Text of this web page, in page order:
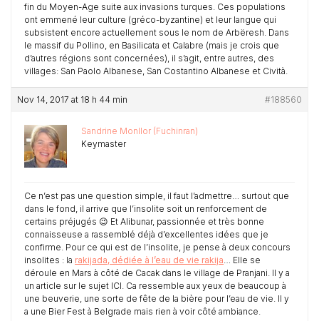
fin du Moyen-Age suite aux invasions turques. Ces populations
ont emmené leur culture (gréco-byzantine) et leur langue qui
subsistent encore actuellement sous le nom de Arbëresh. Dans
le massif du Pollino, en Basilicata et Calabre (mais je crois que
d’autres régions sont concernées), il s’agit, entre autres, des
villages: San Paolo Albanese, San Costantino Albanese et Cività.
Nov 14, 2017 at 18 h 44 min #188560
Sandrine Monllor (Fuchinran)
Keymaster
Ce n’est pas une question simple, il faut l’admettre… surtout que
dans le fond, il arrive que l’insolite soit un renforcement de
certains préjugés 😉 Et Alibunar, passionnée et très bonne
connaisseuse a rassemblé déjà d’excellentes idées que je
confirme. Pour ce qui est de l’insolite, je pense à deux concours
insolites : la rakijada, dédiée à l’eau de vie rakija… Elle se
déroule en Mars à côté de Cacak dans le village de Pranjani. Il y a
un article sur le sujet ICI. Ca ressemble aux yeux de beaucoup à
une beuverie, une sorte de fête de la bière pour l’eau de vie. Il y
a une Bier Fest à Belgrade mais rien à voir côté ambiance.